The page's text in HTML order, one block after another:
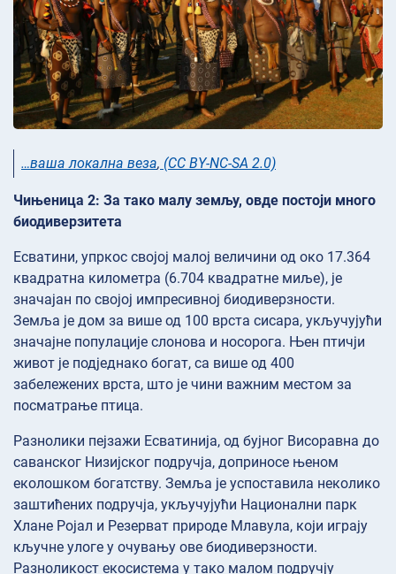
…ваша локална веза, (CC BY-NC-SA 2.0)
Чињеница 2: За тако малу земљу, овде постоји много
биодиверзитета
Есватини, упркос својој малој величини од око 17.364
квадратна километра (6.704 квадратне миље), је
значајан по својој импресивној биодиверзности.
Земља је дом за више од 100 врста сисара, укључујући
значајне популације слонова и носорога. Њен птичји
живот је подједнако богат, са више од 400
забележених врста, што је чини важним местом за
посматрање птица.
Разнолики пејзажи Есватинија, од бујног Висоравна до
саванског Низијског подручја, доприносе њеном
еколошком богатству. Земља је успоставила неколико
заштићених подручја, укључујући Национални парк
Хлане Ројал и Резерват природе Млавула, који играју
кључне улоге у очувању ове биодиверзности.
Разноликост екосистема у тако малом подручју